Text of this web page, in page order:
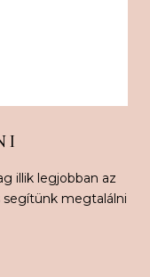
illik legjobban az
segítünk megtalálni